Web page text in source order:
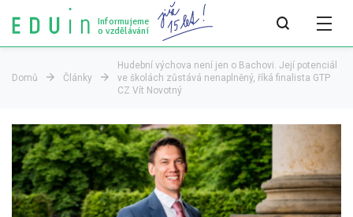
Informujeme
o vzdělávání
Všechny články
Týdeník bEDUin
Analýzy
Domů Články
Hudební výchova není jen o Bachovi. Její potenciál
ve školách zůstává nenaplněný, říká finalista GTP
CZ Vít Novotný